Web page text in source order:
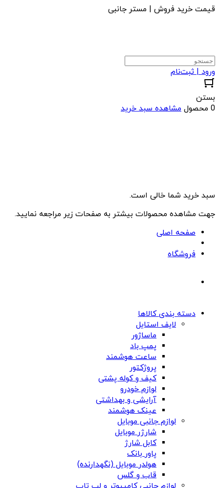
قیمت خرید فروش | مستر جانبی
ورود | ثبت‌نام
بستن
0 محصول
مشاهده سبد خرید
سبد خرید شما خالی است.
جهت مشاهده محصولات بیشتر به صفحات زیر مراجعه نمایید.
صفحه اصلی
فروشگاه
دسته بندی کالاها
لایف استایل
ماساژور
پمپ باد
ساعت هوشمند
پروژکتور
کیف و کوله پشتی
لوازم خودرو
آرایشی و بهداشتی
عینک هوشمند
لوازم جانبی موبایل
شارژر موبایل
کابل شارژ
پاور بانک
هولدر موبایل (نگهدارنده)
قاب و گلس